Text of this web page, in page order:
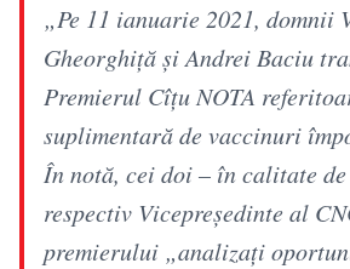
„Pe 11 ianuarie 2021, domnii
Gheorghiță și Andrei Baciu
Premierul Cîțu NOTA
suplimentară de vaccinuri
În notă, cei doi – în calitate
respectiv Vicepreședinte al
premierului „analizați